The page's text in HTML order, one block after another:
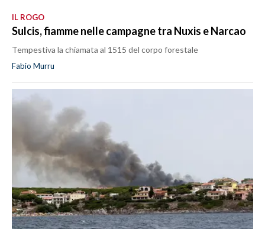
IL ROGO
Sulcis, fiamme nelle campagne tra Nuxis e Narcao
Tempestiva la chiamata al 1515 del corpo forestale
Fabio Murru